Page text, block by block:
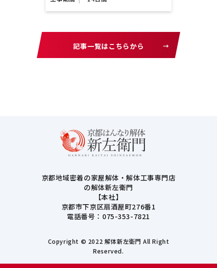
記事一覧はこちらから
京都地域密着の家屋解体・解体工事専門店
の解体新左衛門
【本社】
京都市下京区扇酒屋町276番1
電話番号：075-353-7821
Copyright © 2022 解体新左衛門 All Right
Reserved.